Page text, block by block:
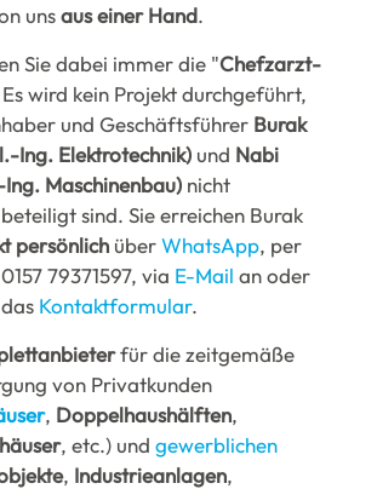
unsaus einer Hand.
Sie dabei immer die "Chefzarzt-
wird kein Projekt durchgeführt,
und Geschäftsführer Burak
Ing. Elektrotechnik) und Nabi
Maschinenbau) nicht
sind. Sie erreichen Burak
persönlich überWhatsApp, per
0157 79371597, via E-Mail an oder
Kontaktformular.
für die zeitgemäße
von Privatkunden
, Doppelhaushälften,
, etc.) und gewerblichen
, Industrieanlagen,